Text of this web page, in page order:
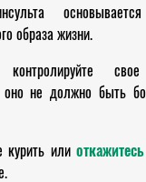
образа жизни.
не должно быть
курить или